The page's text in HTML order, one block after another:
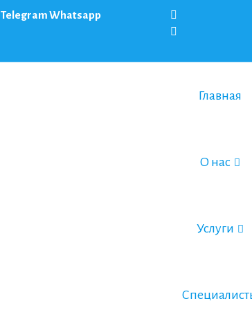
TelegramWhatsapp
Главная
О нас
Услуги